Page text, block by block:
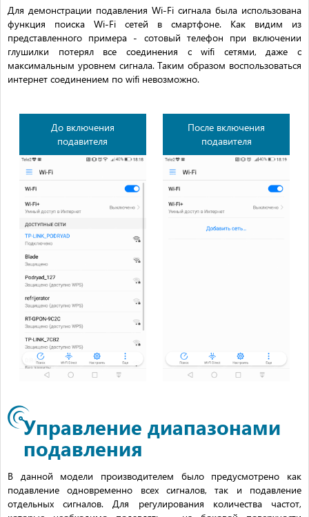
Для демонстрации подавления Wi-Fi сигнала была использована
функция поиска Wi-Fi сетей в смартфоне. Как видим из
представленного примера - сотовый телефон при включении
глушилки потерял все соединения с wifi сетями, даже с
максимальным уровнем сигнала. Таким образом воспользоваться
интернет соединением по wifi невозможно.
До включения
подавителя
После включения
подавителя
Управление диапазонами
подавления
В данной модели производителем было предусмотрено как
подавление одновременно всех сигналов, так и подавление
отдельных сигналов. Для регулирования количества частот,